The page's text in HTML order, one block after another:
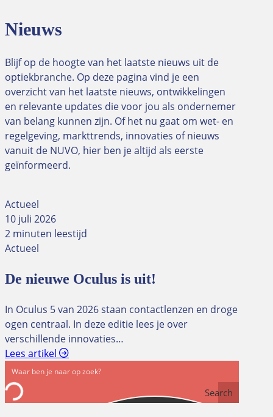
Nieuws
Blijf op de hoogte van het laatste nieuws uit de
optiekbranche. Op deze pagina vind je een
overzicht van het laatste nieuws, ontwikkelingen
en relevante updates die voor jou als ondernemer
van belang kunnen zijn. Of het nu gaat om wet- en
regelgeving, markttrends, innovaties of nieuws
vanuit de NUVO, hier ben je altijd als eerste
geïnformeerd.
Actueel
10 juli 2026
2 minuten leestijd
Actueel
De nieuwe Oculus is uit!
In Oculus 5 van 2026 staan contactlenzen en droge
ogen centraal. In deze editie lees je over
verschillende innovaties…
Lees artikel
Search